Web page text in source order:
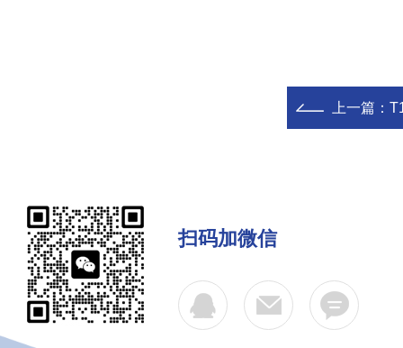
上一篇：
扫码加微信